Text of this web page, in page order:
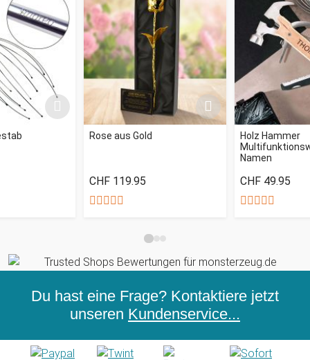
Rose aus Gold
CHF 119.95
Holz Hammer
Namen
CHF 49.95
Du hast eine Frage? Kontaktiere jetzt
unseren Kundenservice...